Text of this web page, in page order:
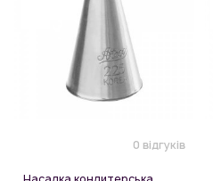
0 відгуків